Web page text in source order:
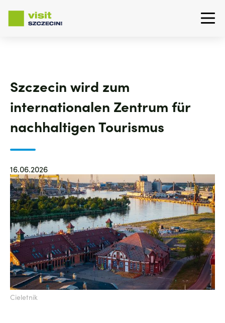
Szczecin wird zum
internationalen Zentrum für
nachhaltigen Tourismus
16.06.2026
Cieletnik